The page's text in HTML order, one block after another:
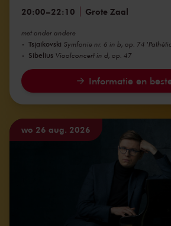
20:00–22:10 Grote Zaal
met onder andere
Tsjaikovski Symfonie nr. 6 in b, op. 74
Sibelius Vioolconcert in d, op. 47
Informatie en
wo 26 aug. 2026